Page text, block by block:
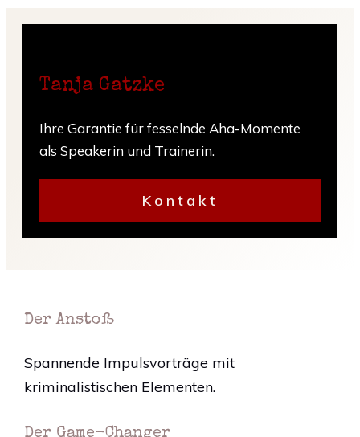
Tanja Gatzke
Ihre Garantie für fesselnde Aha-Momente
als Speakerin und Trainerin.
Kontakt
Der Anstoß
Spannende Impulsvorträge mit
kriminalistischen Elementen.
Der Game-Changer